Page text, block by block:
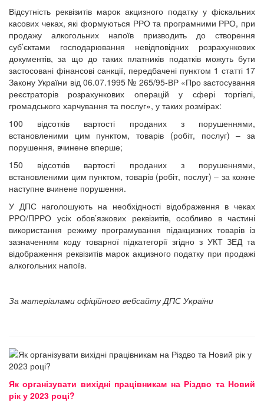
Відсутність реквізитів марок акцизного податку у фіскальних
касових чеках, які формуються РРО та програмними РРО, при
продажу алкогольних напоїв призводить до створення
суб’єктами господарювання невідповідних розрахункових
документів, за що до таких платників податків можуть бути
застосовані фінансові санкції, передбачені пунктом 1 статті 17
Закону України від 06.07.1995 № 265/95-ВР «Про застосування
реєстраторів розрахункових операцій у сфері торгівлі,
громадського харчування та послуг», у таких розмірах:
100 відсотків вартості проданих з порушеннями,
встановленими цим пунктом, товарів (робіт, послуг) – за
порушення, вчинене вперше;
150 відсотків вартості проданих з порушеннями,
встановленими цим пунктом, товарів (робіт, послуг) – за кожне
наступне вчинене порушення.
У ДПС наголошують на необхідності відображення в чеках
РРО/ПРРО усіх обов’язкових реквізитів, особливо в частині
використання режиму програмування підакцизних товарів із
зазначенням коду товарної підкатегорії згідно з УКТ ЗЕД та
відображення реквізитів марок акцизного податку при продажі
алкогольних напоїв.
За матеріалами офіційного вебсайту ДПС України
Як організувати вихідні працівникам на Різдво та Новий
рік у 2023 році?